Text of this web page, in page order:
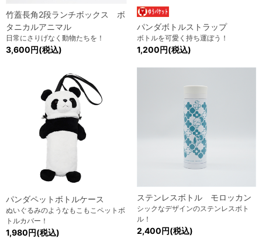
竹蓋長角2段ランチボックス ボ
タニカルアニマル
日常にさりげなく動物たちを！
3,600円(税込)
パンダボトルストラップ
ボトルを可愛く持ち運ぼう！
1,200円(税込)
パンダペットボトルケース
ぬいぐるみのようなもこもこペットボ
トルカバー！
1,980円(税込)
ステンレスボトル モロッカン
シックなデザインのステンレスボト
ル！
2,400円(税込)